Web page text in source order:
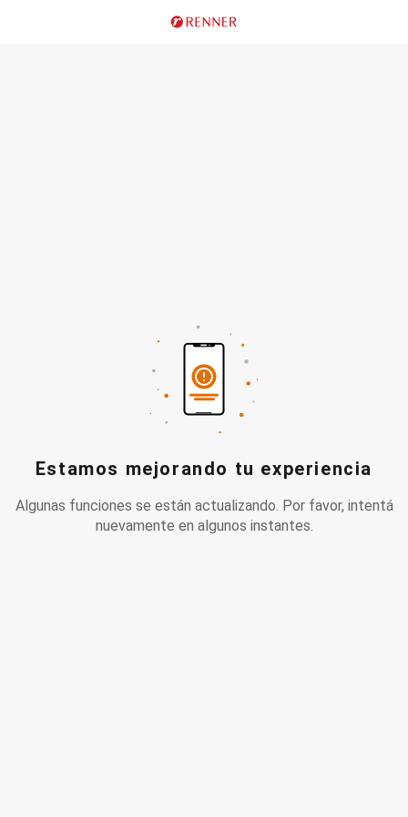
Estamos mejorando tu experiencia
Algunas funciones se están actualizando. Por favor, intentá
nuevamente en algunos instantes.